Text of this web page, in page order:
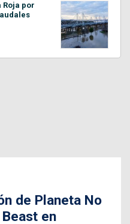
por
de Planeta No
en